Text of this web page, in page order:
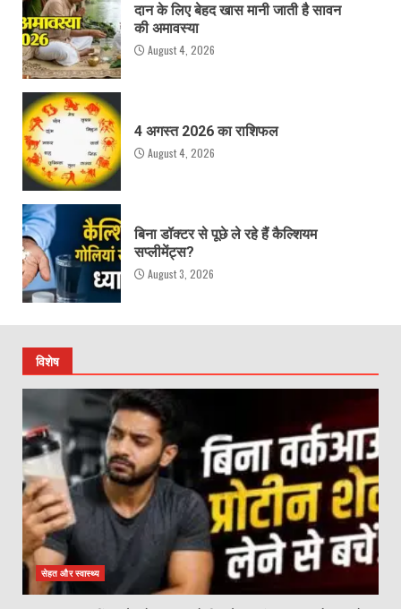
दान के लिए बेहद खास मानी जाती है सावन
की अमावस्या
August 4, 2026
4 अगस्त 2026 का राशिफल
August 4, 2026
बिना डॉक्टर से पूछे ले रहे हैं कैल्शियम
सप्लीमेंट्स?
August 3, 2026
विशेष
सेहत और स्वास्थ्य